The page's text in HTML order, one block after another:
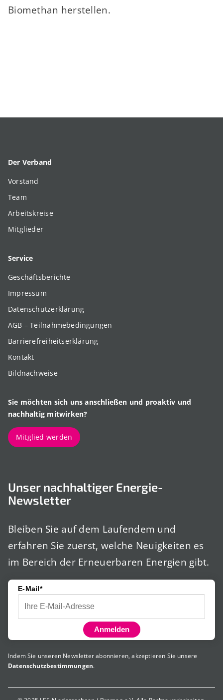
Biomethan herstellen.
Der Verband
Vorstand
Team
Arbeitskreise
Mitglieder
Service
Geschäftsberichte
Impressum
Datenschutzerklärung
AGB – Teilnahmebedingungen
Barrierefreiheitserklärung
Kontakt
Bildnachweise
Sie möchten sich uns anschließen und proaktiv und
nachhaltig mitwirken?
Mitglied werden
Unser nachhaltiger Energie-
Newsletter
Bleiben Sie auf dem Laufendem und
erfahren Sie zuerst, welche Neuigkeiten es
im Bereich der Erneuerbaren Energien gibt.
E-Mail*
Anmelden
Indem Sie unseren Newsletter abonnieren, akzeptieren Sie unsere
Datenschutzbestimmungen.